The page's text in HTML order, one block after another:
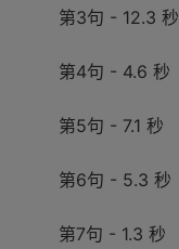
第3句 - 12.3 秒
第4句 - 4.6 秒
第5句 - 7.1 秒
第6句 - 5.3 秒
第7句 - 1.3 秒